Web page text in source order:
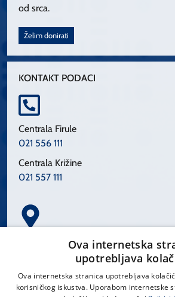
od srca.
Želim donirati
KONTAKT PODACI
Centrala Firule
021 556 111
Centrala Križine
021 557 111
Spinčićeva 1, 21000 Split
Ova internetska
upotrebljava
Ova internetska stranica upotrebljava
korisničkog iskustva. Uporabom internetske